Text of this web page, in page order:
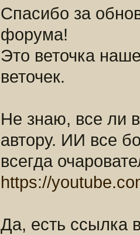
Спасибо за
форума!
Это веточка
веточек.
Не знаю, все ли
автору. ИИ все
всегда
https://
Да, есть ссылка